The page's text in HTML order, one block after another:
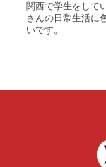
関西で学生をして
さんの日常生活に
いです。